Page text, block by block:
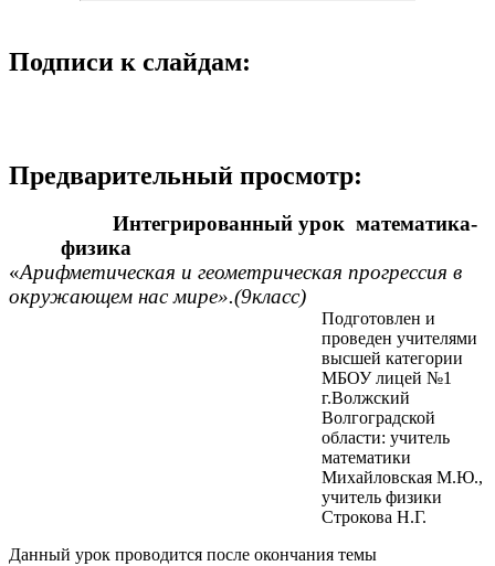
Подписи к слайдам:
Предварительный просмотр:
Интегрированный урок математика-
физика
«Арифметическая и геометрическая прогрессия в
окружающем нас мире».(9класс)
Подготовлен и
проведен учителями
высшей категории
МБОУ лицей №1
г.Волжский
Волгоградской
области: учитель
математики
Михайловская М.Ю.,
учитель физики
Строкова Н.Г.
Данный урок проводится после окончания темы